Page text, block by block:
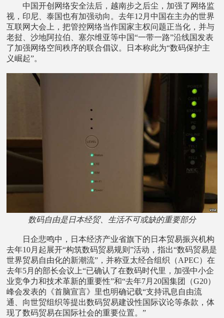
中国开创网络安全法后，越南步之后尘，加强了网络监
视，印尼、泰国也有加强动向。去年12月中国在主办的世界
互联网大会上，把管控网络当作国家主权问题正当化，并与
老挝、沙地阿拉伯、塞尔维亚等中国“一带一路”沿线国发表
了加强网络空间秩序的联合倡议。日本称此为“数码保护主
义崛起”。
数码自由是日本经贸、生活不可或缺的重要部分
日企悲鸣中，日本经济产业省旗下的日本贸易振兴机构
去年10月起展开“构筑数码贸易规则”活动，指出“数码贸易是
世界贸易自由化的新潮流”，并称亚太经合组织（APEC）在
去年5月的部长会议上“已确认了在数码时代里，加强中小企
业竞争力和技术革新的重要性”和“去年7月20国集团（G20）
峰会发表的《首脑宣言》里也明确记载“支持讯息自由流
通、向世贸组织等提出数码贸易建设性国际议论等条款，体
现了数码贸易在国际社会的重要位置。”